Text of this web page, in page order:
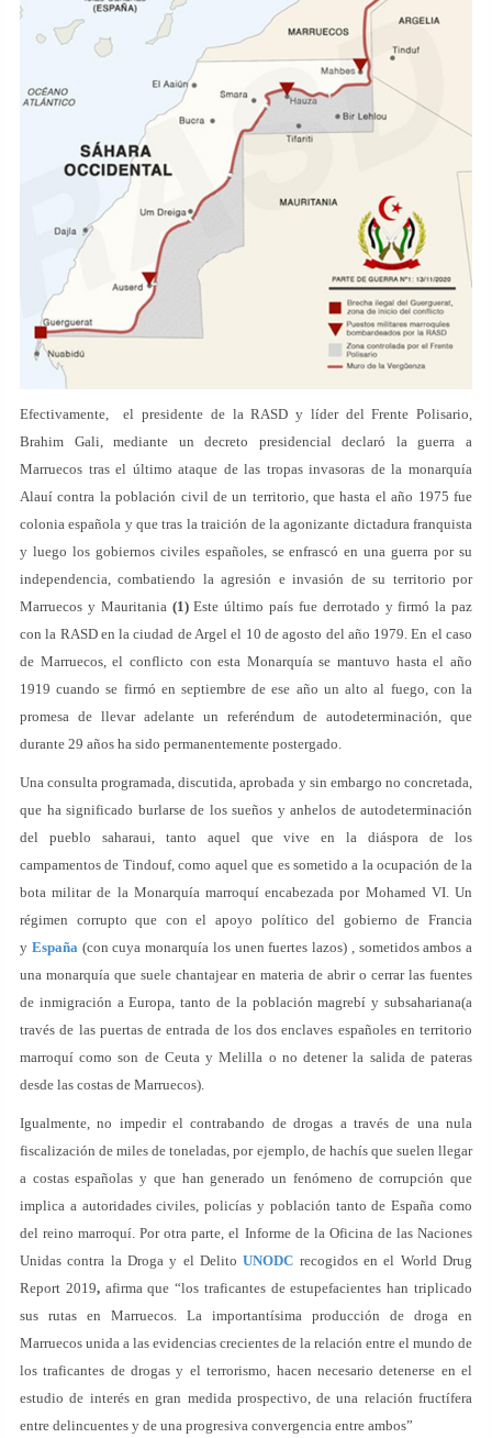
Efectivamente, el presidente de la RASD y líder del Frente Polisario,
Brahim Gali, mediante un decreto presidencial declaró la guerra a
Marruecos tras el último ataque de las tropas invasoras de la monarquía
Alauí contra la población civil de un territorio, que hasta el año 1975 fue
colonia española y que tras la traición de la agonizante dictadura franquista
y luego los gobiernos civiles españoles, se enfrascó en una guerra por su
independencia, combatiendo la agresión e invasión de su territorio por
Marruecos y Mauritania (1)Este último país fue derrotado y firmó la paz
con la RASD en la ciudad de Argel el 10 de agosto del año 1979. En el caso
de Marruecos, el conflicto con esta Monarquía se mantuvo hasta el año
1919 cuando se firmó en septiembre de ese año un alto al fuego, con la
promesa de llevar adelante un referéndum de autodeterminación, que
durante 29 años ha sido permanentemente postergado.
Una consulta programada, discutida, aprobada y sin embargo no concretada,
que ha significado burlarse de los sueños y anhelos de autodeterminación
del pueblo saharaui, tanto aquel que vive en la diáspora de los
campamentos de Tindouf, como aquel que es sometido a la ocupación de la
bota militar de la Monarquía marroquí encabezada por Mohamed VI. Un
régimen corrupto que con el apoyo político del gobierno de Francia
y España (con cuya monarquía los unen fuertes lazos) , sometidos ambos a
una monarquía que suele chantajear en materia de abrir o cerrar las fuentes
de inmigración a Europa, tanto de la población magrebí y subsahariana(a
través de las puertas de entrada de los dos enclaves españoles en territorio
marroquí como son de Ceuta y Melilla o no detener la salida de pateras
desde las costas de Marruecos).
Igualmente, no impedir el contrabando de drogas a través de una nula
fiscalización de miles de toneladas, por ejemplo, de hachís que suelen llegar
a costas españolas y que han generado un fenómeno de corrupción que
implica a autoridades civiles, policías y población tanto de España como
del reino marroquí. Por otra parte, el Informe de la Oficina de las Naciones
Unidas contra la Droga y el Delito UNODC recogidos en el World Drug
Report 2019,afirma que “los traficantes de estupefacientes han triplicado
sus rutas en Marruecos. La importantísima producción de droga en
Marruecos unida a las evidencias crecientes de la relación entre el mundo de
los traficantes de drogas y el terrorismo, hacen necesario detenerse en el
estudio de interés en gran medida prospectivo, de una relación fructífera
entre delincuentes y de una progresiva convergencia entre ambos”